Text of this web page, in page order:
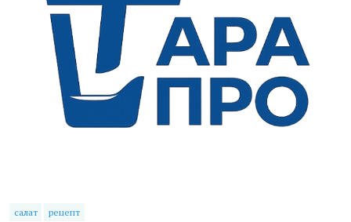
салат рецепт